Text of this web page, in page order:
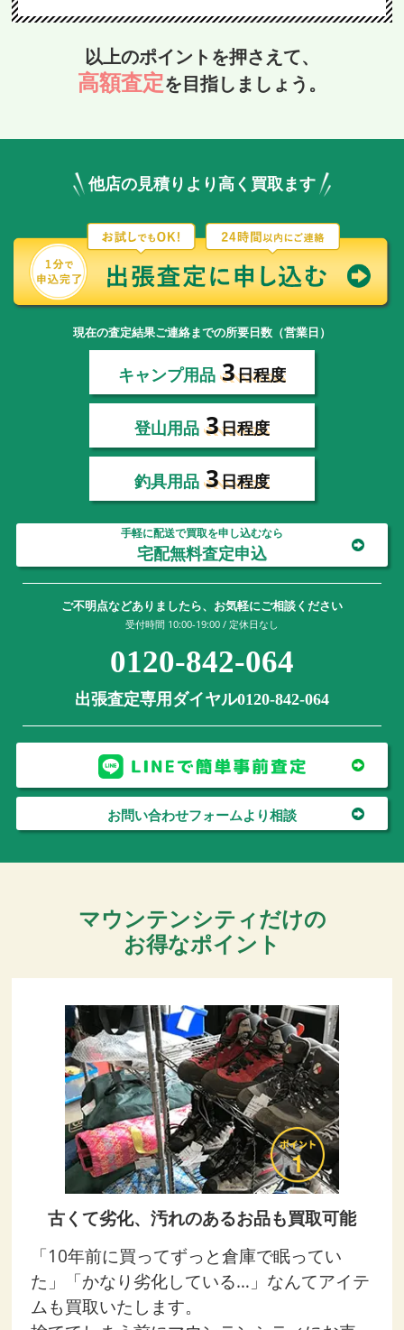
以上のポイントを押さえて、
高額査定を目指しましょう。
他店の見積りより高く買取ます
現在の査定結果ご連絡までの所要日数（営業日）
キャンプ用品 3日程度
登山用品 3日程度
釣具用品 3日程度
手軽に配送で買取を申し込むなら
宅配無料査定申込
ご不明点などありましたら、お気軽にご相談ください
受付時間 10:00-19:00 / 定休日なし
0120-842-064
出張査定専用ダイヤル0120-842-064
お問い合わせフォームより相談
マウンテンシティだけの
お得なポイント
古くて劣化、汚れのあるお品も買取可能
「10年前に買ってずっと倉庫で眠ってい
た」「かなり劣化している…」なんてアイテ
ムも買取いたします。